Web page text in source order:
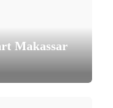
Makassar